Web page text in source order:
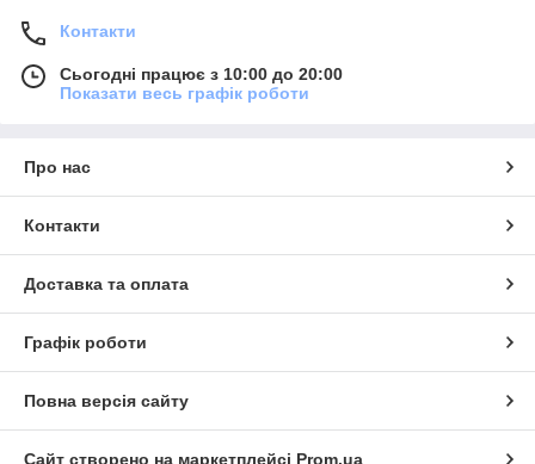
Контакти
Сьогодні працює з 10:00 до 20:00
Показати весь графік роботи
Про нас
Контакти
Доставка та оплата
Графік роботи
Повна версія сайту
Сайт створено на маркетплейсі Prom.ua